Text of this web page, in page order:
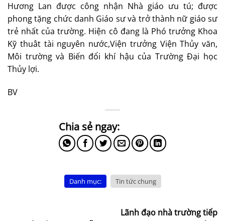
Hương Lan được công nhận Nhà giáo ưu tú; được
phong tặng chức danh Giáo sư và trở thành nữ giáo sư
trẻ nhất của trường. Hiện cô đang là Phó trưởng Khoa
Kỹ thuât tài nguyên nước,Viện trưởng Viện Thủy văn,
Môi trường và Biến đổi khí hậu của Trường Đại học
Thủy lợi.
BV
Danh mục: Tin tức chung
Lãnh đạo nhà trường tiếp